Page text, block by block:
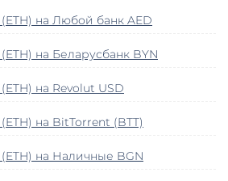
на Любой банк AED
на Беларусбанк BYN
на Revolut USD
на BitTorrent (BTT)
на Наличные BGN